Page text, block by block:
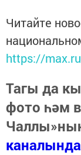
Читайте
https://
Тагы да
фото һәм
каналында